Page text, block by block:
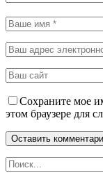
Сохраните мое
этом браузере для